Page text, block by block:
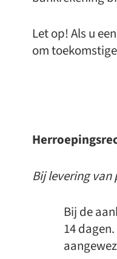
Let op! Als u
om
Bij levering
Bij de
14